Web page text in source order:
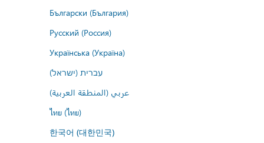
Български (България)
Русский (Россия)
Українська (Україна)
עברית (ישראל)
عربي (المنطقة العربية)
ไทย (ไทย)
한국어 (대한민국)